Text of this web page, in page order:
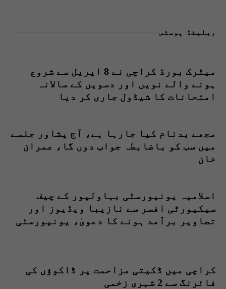
ریلیٹڈ پوسٹس
میٹرک بورڈ کراچی نے 8 اپریل سے شروع
ہونے والے نویں اور دسویں کے سالانہ
امتحانات کا شیڈول جاری کر دیا
مجھے بدنام کیا جارہا ہے، آج پشاور جلسے
میں سب کو باضابطہ جواب دوں گا، عمران
خان
اسلامیہ یونیورسٹی بہاولپور کے چیف
سیکیورٹی افسر سے نازیبا ویڈیوز اور
تصاویر برآمد ہونے کا دعویٰ، یونیورسٹی
کراچی میں ڈکیتی مزاحمت پر ڈاکوؤں کی
فائرنگ سے 2 شہری زخمی